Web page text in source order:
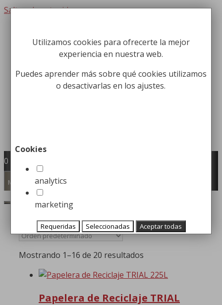
Saltar al contenido
Fabricación y comercialización de
equipamiento para la higiene industrial
Búsqueda de productos
0
Menú
Inicio/Papeleras
Urbanas y de Altas Prestaciones
Mostrando 1–16 de 20 resultados
Papelera de Reciclaje TRIAL
Utilizamos cookies para ofrecerte la mejor
experiencia en nuestra web.
Puedes aprender más sobre qué cookies utilizamos
o desactivarlas en los ajustes.
Cookies
analytics
marketing
Requeridas Seleccionadas Aceptar todas